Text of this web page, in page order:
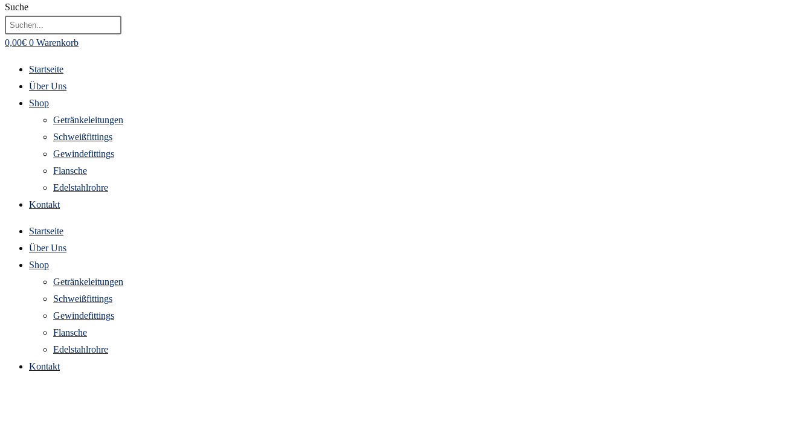
Suche
0,00€ 0 Warenkorb
Startseite
Über Uns
Shop
Getränkeleitungen
Schweißfittings
Gewindefittings
Flansche
Edelstahlrohre
Kontakt
Startseite
Über Uns
Shop
Getränkeleitungen
Schweißfittings
Gewindefittings
Flansche
Edelstahlrohre
Kontakt